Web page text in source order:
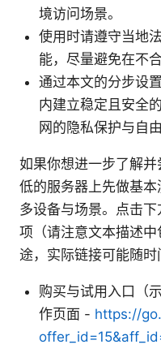
境访问场景。
使用时请遵守当地
能，尽量避免在不
通过本文的分步设
内建立稳定且安全
网的隐私保护与自由
如果你想进一步了解
低的服务器上先做基
多设备与场景。点击
项（请注意文本描述
途，实际链接可能随时
购买与试用入口（
作页面 - https://